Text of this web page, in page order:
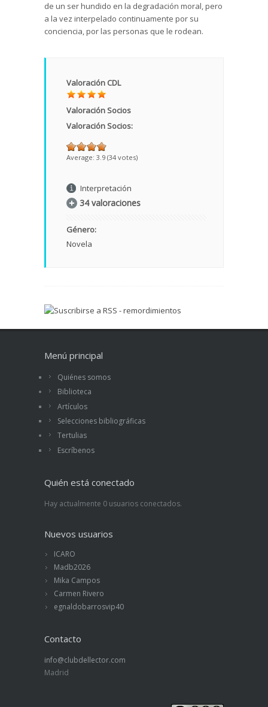
de un ser hundido en la degradación moral, pero
a la vez interpelado continuamente por su
conciencia, por las personas que le rodean.
Valoración CDL
Valoración Socios
Valoración Socios:
Average: 3.9 (34 votes)
Interpretación
34 valoraciones
Género:
Novela
Menú principal
Quiénes somos
Biblioteca
Artículos
Selecciones bibliográficas
Tertulias
Escríbenos
Quién está conectado
Hay actualmente 0 usuarios conectados.
Nuevos usuarios
ICARO
Madb2026
Mika Campos
Carmen Rivero
egnaldobarrosvip40
Contacto
info@clubdellector.com
Madrid